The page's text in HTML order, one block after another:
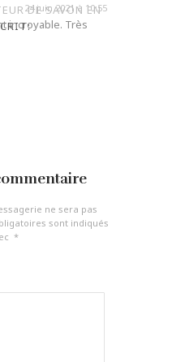
DE SAVON EN
24 juin 2021 à 10:55
incroyable. Très
ne sera pas
sont indiqués
*